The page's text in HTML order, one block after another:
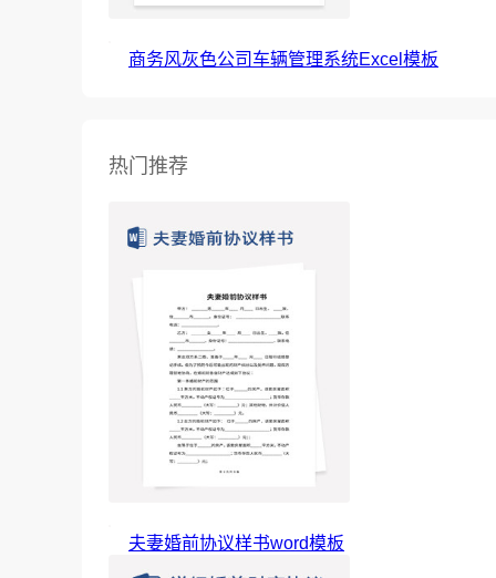
商务风灰色公司车辆管理系统Excel模板
热门推荐
夫妻婚前协议样书word模板